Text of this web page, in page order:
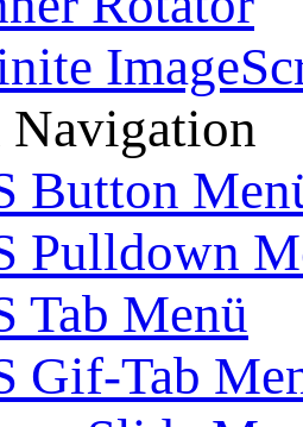
Navigation
Button
Pulldown
Tab Menü
Gif-Tab